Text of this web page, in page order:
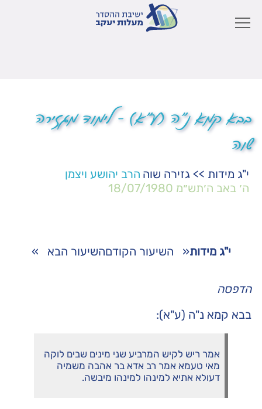
בבא קמא נ"ה (ע"א) – לימוד מגזירה
שוה
י"ג מידות >> גזירה שוה הרב יהושע ויצמן
ה׳ באב ה׳תש״מ 18/07/1980
י"ג מידות« השיעור הקודםהשיעור הבא »
הדפסה
בבא קמא נ"ה (ע"א):
אמר ריש לקיש המרביע שני מינים שבים לוקה
מאי טעמא אמר רב אדא בר אהבה משמיה
דעולא אתיא למינהו למינהו מיבשה.